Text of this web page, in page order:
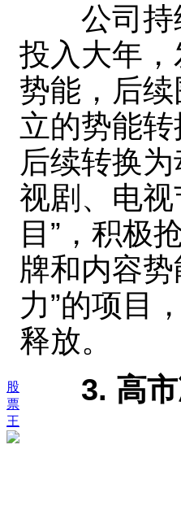
股
票
王
公司持续
投入大年
势能，后
立的势能
后续转换
视剧、电视
目”，积极
牌和内容
力”的项目
释放。
3. 高